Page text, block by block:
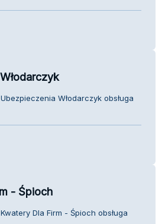
Włodarczyk obsługa
- Śpioch
Dla Firm - Śpioch obsługa